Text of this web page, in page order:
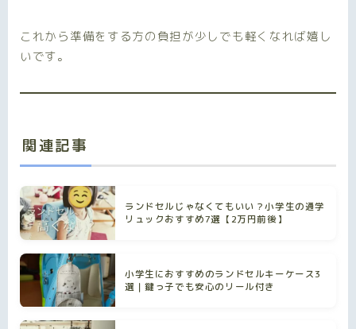
これから準備をする方の負担が少しでも軽くなれば嬉し
いです。
関連記事
ランドセルじゃなくてもいい？小学生の通学
リュックおすすめ7選【2万円前後】
小学生におすすめのランドセルキーケース3
選｜鍵っ子でも安心のリール付き